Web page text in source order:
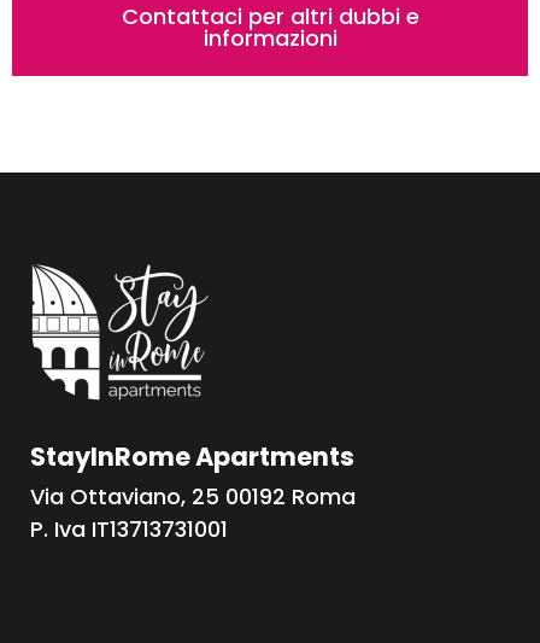
Contattaci per altri dubbi e
informazioni
StayInRome Apartments
Via Ottaviano, 25 00192 Roma
P. Iva IT13713731001